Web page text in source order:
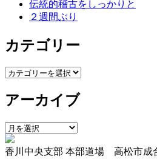
伝統的稽古をしっかりと
２週間ぶり
カテゴリー
カ
ゴ
ー
アーカイブ
ア
ー
カ
香川中央支部 本部道場 高松市